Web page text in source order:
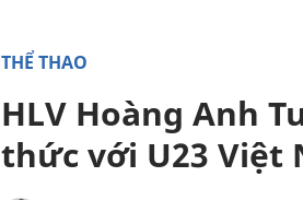
THỂ THAO
HLV Hoàng Anh
thức với U23 Việt